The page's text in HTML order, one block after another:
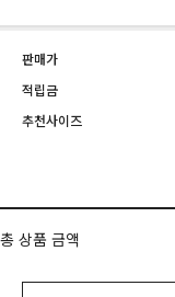
판매가
적립금
추천사이즈
총 상품 금액